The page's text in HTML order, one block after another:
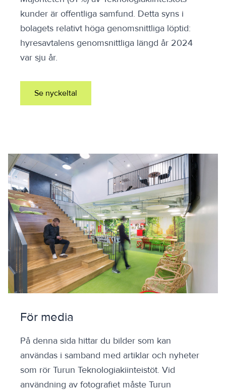
kunder är offentliga samfund. Detta syns i
bolagets relativt höga genomsnittliga löptid:
hyresavtalens genomsnittliga längd år 2024
var sju år.
Se nyckeltal
För media
På denna sida hittar du bilder som kan
användas i samband med artiklar och nyheter
som rör Turun Teknologiakiinteistöt. Vid
användning av fotografiet måste Turun